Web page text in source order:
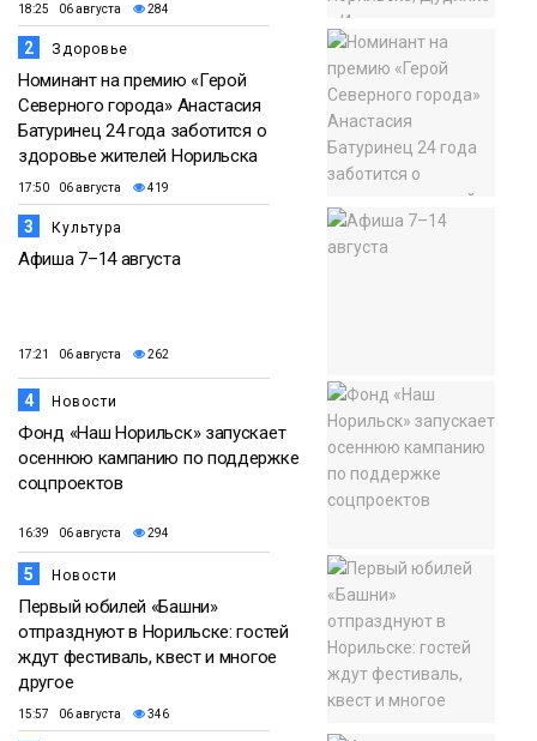
18:25 06 августа 284
2 Здоровье
Номинант на премию «Герой
Северного города» Анастасия
Батуринец 24 года заботится о
здоровье жителей Норильска
17:50 06 августа 419
3 Культура
Афиша 7–14 августа
17:21 06 августа 262
4 Новости
Фонд «Наш Норильск» запускает
осеннюю кампанию по поддержке
соцпроектов
16:39 06 августа 294
5 Новости
Первый юбилей «Башни»
отпразднуют в Норильске: гостей
ждут фестиваль, квест и многое
другое
15:57 06 августа 346